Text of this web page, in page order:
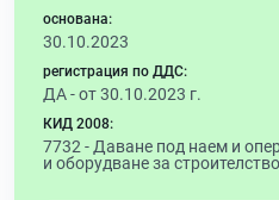
основана:
30.10.2023
регистрация по ДДС:
ДА - от 30.10.2023 г.
КИД 2008:
7732 - Даване под наем и
и оборудване за